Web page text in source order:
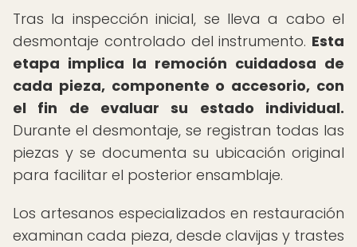
Tras la inspección inicial, se lleva a cabo el
desmontaje controlado del instrumento. Esta
etapa implica la remoción cuidadosa de
cada pieza, componente o accesorio, con
el fin de evaluar su estado individual.
Durante el desmontaje, se registran todas las
piezas y se documenta su ubicación original
para facilitar el posterior ensamblaje.
Los artesanos especializados en restauración
examinan cada pieza, desde clavijas y trastes